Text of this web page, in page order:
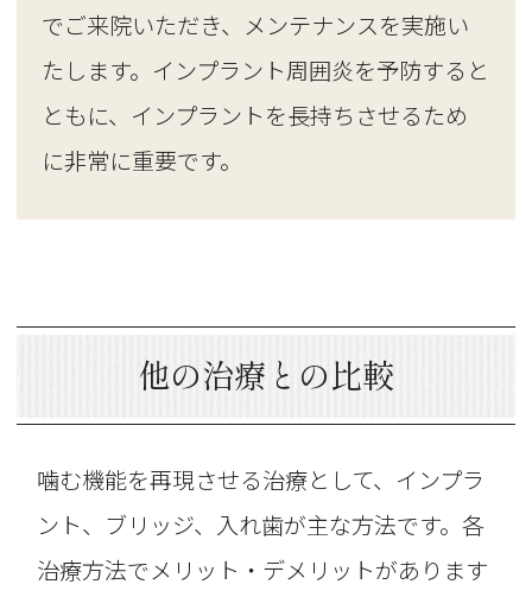
でご来院いただき、メンテナンスを実施い
たします。インプラント周囲炎を予防すると
ともに、インプラントを長持ちさせるため
に非常に重要です。
他の治療との比較
噛む機能を再現させる治療として、インプラ
ント、ブリッジ、入れ歯が主な方法です。各
治療方法でメリット・デメリットがあります